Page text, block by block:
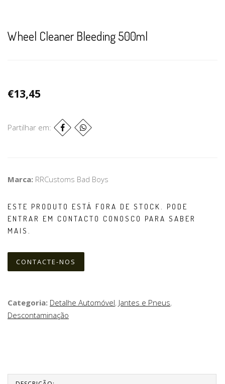
Wheel Cleaner Bleeding 500ml
€13,45
Partilhar em:
Marca: RRCustoms Bad Boys
ESTE PRODUTO ESTÁ FORA DE STOCK. PODE
ENTRAR EM CONTACTO CONOSCO PARA SABER
MAIS.
CONTACTE-NOS
Categoria: Detalhe Automóvel, Jantes e Pneus,
Descontaminação